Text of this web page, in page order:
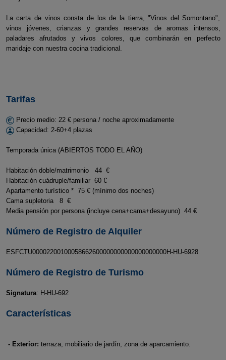
La carta de vinos consta de los de la tierra, "Vinos del Somontano",
vinos jóvenes, crianzas y grandes reservas de aromas intensos,
paladares afrutados y vivos colores, que combinarán en perfecto
maridaje con nuestra cocina tradicional.
Tarifas
Precio medio: 22 € persona / noche aproximadamente
Capacidad: 2-60+4 plazas
Temporada única (ABIERTOS TODO EL AÑO)
Habitación doble/matrimonio 44 €
Habitación cuádruple/familiar 60 €
Apartamento turístico * 75 € (mínimo dos noches)
Cama supletoria 8 €
Media pensión por persona (incluye cena+cama+desayuno) 44 €
Número de Registro de Alquiler
ESFCTU00002200100058662600000000000000000000H-HU-6928
Número de Registro de Turismo
Signatura: H-HU-692
Características
- Exterior: terraza, mobiliario de jardín, zona de aparcamiento.